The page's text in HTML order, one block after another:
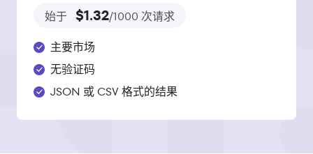
始于 $1.32/1000 次请求
主要市场
无验证码
JSON 或 CSV 格式的结果